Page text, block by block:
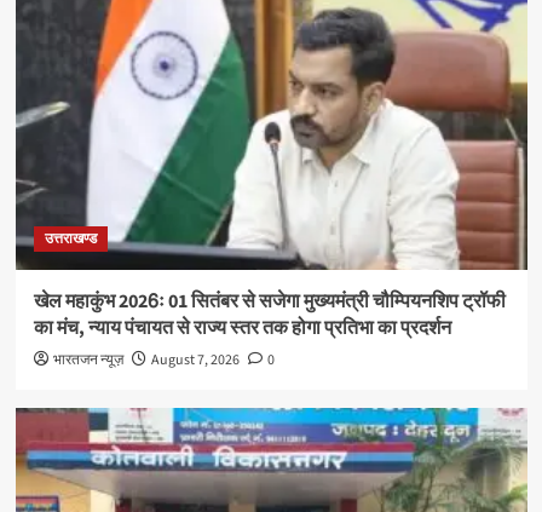
उत्तराखण्ड
खेल महाकुंभ 2026ः 01 सितंबर से सजेगा मुख्यमंत्री चौम्पियनशिप ट्रॉफी
का मंच, न्याय पंचायत से राज्य स्तर तक होगा प्रतिभा का प्रदर्शन
भारतजन न्यूज़ August 7, 2026 0